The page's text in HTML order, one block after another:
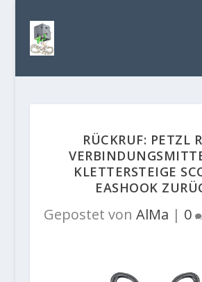
RÜCKRUF: PETZL
KLETTERSTEIGE
EASHOOK
Gepostet von AlMa | 0